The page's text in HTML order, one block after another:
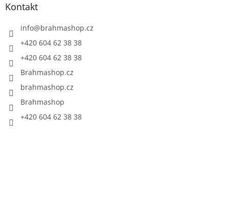
Kontakt
info@brahmashop.cz
+420 604 62 38 38
+420 604 62 38 38
Brahmashop.cz
brahmashop.cz
Brahmashop
+420 604 62 38 38